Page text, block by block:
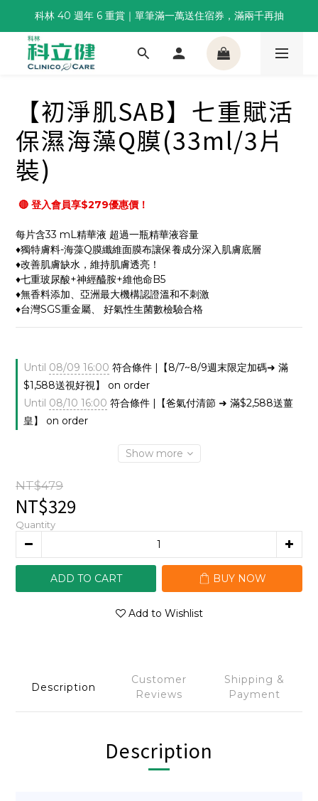
董事長推薦保養組合｜體驗價 $1,800 起，最高享 6 折
科林 40 週年 6 重賞｜單筆滿一萬送住宿券，滿兩千再抽
🌙覺好眠全新升級 | 10入體驗組限時$359，感受放鬆入睡
【初淨肌SAB】七重賦活
保濕海藻Q膜(33ml/3片
裝)
🔴 登入會員享$279優惠價！
每片含33 mL精華液 超過一瓶精華液容量
♦獨特膚料-海藻Q膜纖維面膜布讓保養成分深入肌膚底層
♦改善肌膚缺水，維持肌膚透亮！
♦七重玻尿酸+神經醯胺+維他命B5
♦無香料添加、亞洲最大機構認證溫和不刺激
♦台灣SGS重金屬、 好氣性生菌數檢驗合格
Until 08/09 16:00 符合條件 |【8/7~8/9週末限定加碼➜ 滿
$1,588送視好視】 on order
Until 08/10 16:00 符合條件 |【爸氣付清節 ➜ 滿$2,588送薑
皇】 on order
Show more
NT$479
NT$329
Quantity
ADD TO CART BUY NOW
Add to Wishlist
Description
Customer
Reviews
Shipping &
Payment
Description